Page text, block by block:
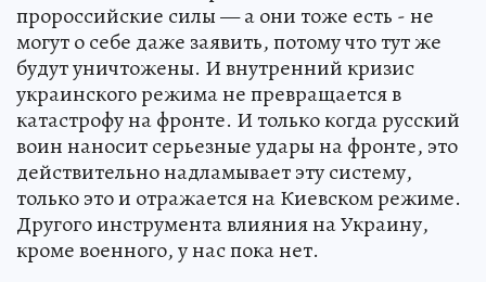
пророссийские силы — а они тоже есть - не
могут о себе даже заявить, потому что тут же
будут уничтожены. И внутренний кризис
украинского режима не превращается в
катастрофу на фронте. И только когда русский
воин наносит серьезные удары на фронте, это
действительно надламывает эту систему,
только это и отражается на Киевском режиме.
Другого инструмента влияния на Украину,
кроме военного, у нас пока нет.